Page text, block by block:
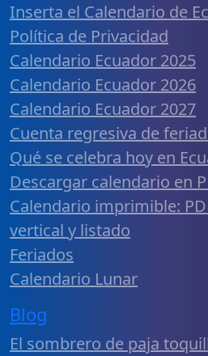
Inserta el Calendario de
Política de Privacidad
Calendario Ecuador 2025
Calendario Ecuador 2026
Calendario Ecuador 2027
Cuenta regresiva de
Qué se celebra hoy en
Descargar calendario en
Calendario imprimible:
vertical y listado
Feriados
Calendario Lunar
Blog
El sombrero de paja